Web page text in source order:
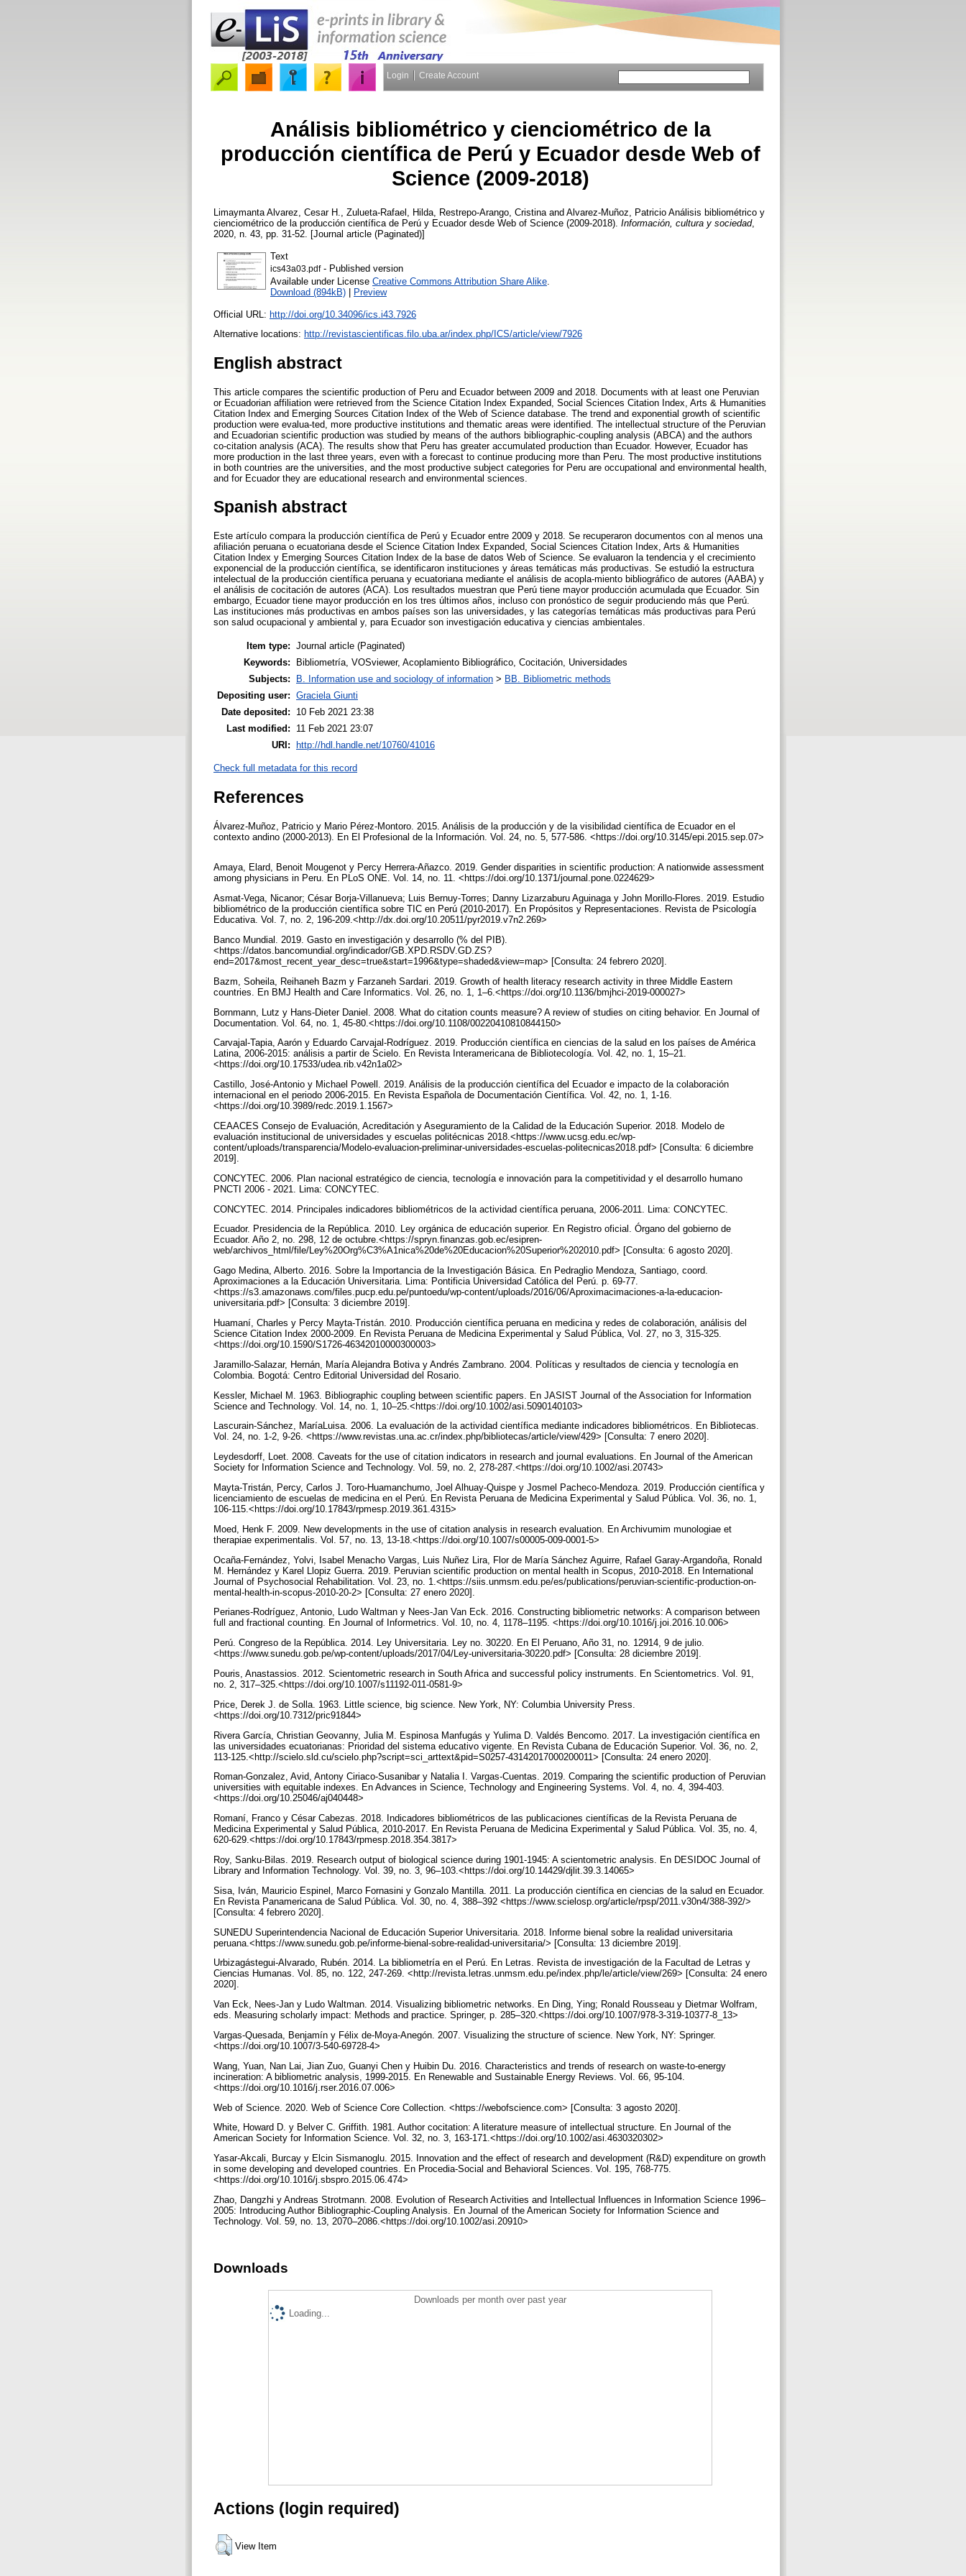
Login Create Account
Análisis bibliométrico y cienciométrico de la
producción científica de Perú y Ecuador desde Web of
Science (2009-2018)
Limaymanta Alvarez, Cesar H. Zulueta-Rafael, Hilda Restrepo-Arango, Cristina and Alvarez-Muñoz, Patricio Análisis bibliométrico y
cienciométrico de la producción científica de Perú y Ecuador desde Web of Science (2009-2018). Información, cultura y sociedad,
2020, n. 43, pp. 31-52. [Journal article (Paginated)]
Text
ics43a03.pdf- Published version
Available under License Creative Commons Attribution Share Alike
Download (894kB) | Preview
Official URL: http://doi.org/10.34096/ics.i43.7926
Alternative locations: http://revistascientificas.filo.uba.ar/index.php/ICS/article/view/7926
English abstract
This article compares the scientific production of Peru and Ecuador between 2009 and 2018. Documents with at least one Peruvian
or Ecuadorian affiliation were retrieved from the Science Citation Index Expanded, Social Sciences Citation Index, Arts & Humanities
Citation Index and Emerging Sources Citation Index of the Web of Science database. The trend and exponential growth of scientific
production were evalua-ted, more productive institutions and thematic areas were identified. The intellectual structure of the Peruvian
and Ecuadorian scientific production was studied by means of the authors bibliographic-coupling analysis (ABCA) and the authors
co-citation analysis (ACA). The results show that Peru has greater accumulated production than Ecuador. However, Ecuador has
more production in the last three years, even with a forecast to continue producing more than Peru. The most productive institutions
in both countries are the universities, and the most productive subject categories for Peru are occupational and environmental health,
and for Ecuador they are educational research and environmental sciences.
Spanish abstract
Este artículo compara la producción científica de Perú y Ecuador entre 2009 y 2018. Se recuperaron documentos con al menos una
afiliación peruana o ecuatoriana desde el Science Citation Index Expanded, Social Sciences Citation Index, Arts & Humanities
Citation Index y Emerging Sources Citation Index de la base de datos Web of Science. Se evaluaron la tendencia y el crecimiento
exponencial de la producción científica, se identificaron instituciones y áreas temáticas más productivas. Se estudió la estructura
intelectual de la producción científica peruana y ecuatoriana mediante el análisis de acopla-miento bibliográfico de autores (AABA) y
el análisis de cocitación de autores (ACA). Los resultados muestran que Perú tiene mayor producción acumulada que Ecuador. Sin
embargo, Ecuador tiene mayor producción en los tres últimos años, incluso con pronóstico de seguir produciendo más que Perú.
Las instituciones más productivas en ambos países son las universidades, y las categorías temáticas más productivas para Perú
son salud ocupacional y ambiental y, para Ecuador son investigación educativa y ciencias ambientales.
Item type: Journal article (Paginated)
Keywords:
Bibliometría, VOSviewer, Acoplamiento Bibliográfico, Cocitación, Universidades
Subjects:
B. Information use and sociology of information > BB. Bibliometric methods
Depositing user: Graciela Giunti
Date deposited:
10 Feb 2021 23:38
Last modified:
11 Feb 2021 23:07
URI: http://hdl.handle.net/10760/41016
Check full metadata for this record
References
Álvarez-Muñoz, Patricio y Mario Pérez-Montoro. 2015. Análisis de la producción y de la visibilidad científica de Ecuador en el
contexto andino (2000-2013). En El Profesional de la Información. Vol. 24, no. 5, 577-586. <https://doi.org/10.3145/epi.2015.sep.07>
Amaya, Elard, Benoit Mougenot y Percy Herrera-Añazco. 2019. Gender disparities in scientific production: A nationwide assessment
among physicians in Peru. En PLoS ONE. Vol. 14, no. 11. <https://doi.org/10.1371/journal.pone.0224629>
Asmat-Vega, Nicanor; César Borja-Villanueva; Luis Bernuy-Torres; Danny Lizarzaburu Aguinaga y John Morillo-Flores. 2019. Estudio
bibliométrico de la producción científica sobre TIC en Perú (2010-2017). En Propósitos y Representaciones. Revista de Psicología
Educativa. Vol. 7, no. 2, 196-209.<http://dx.doi.org/10.20511/pyr2019.v7n2.269>
Banco Mundial. 2019. Gasto en investigación y desarrollo (% del PIB).
<https://datos.bancomundial.org/indicador/GB.XPD.RSDV.GD.ZS?
end=2017&most_recent_year_desc=true&start=1996&type=shaded&view=map> [Consulta: 24 febrero 2020].
Bazm, Soheila, Reihaneh Bazm y Farzaneh Sardari. 2019. Growth of health literacy research activity in three Middle Eastern
countries. En BMJ Health and Care Informatics. Vol. 26, no. 1, 1–6.<https://doi.org/10.1136/bmjhci-2019-000027>
Bornmann, Lutz y Hans-Dieter Daniel. 2008. What do citation counts measure? A review of studies on citing behavior. En Journal of
Documentation. Vol. 64, no. 1, 45-80.<https://doi.org/10.1108/00220410810844150>
Carvajal-Tapia, Aarón y Eduardo Carvajal-Rodríguez. 2019. Producción científica en ciencias de la salud en los países de América
Latina, 2006-2015: análisis a partir de Scielo. En Revista Interamericana de Bibliotecología. Vol. 42, no. 1, 15–21.
<https://doi.org/10.17533/udea.rib.v42n1a02>
Castillo, José-Antonio y Michael Powell. 2019. Análisis de la producción científica del Ecuador e impacto de la colaboración
internacional en el periodo 2006-2015. En Revista Española de Documentación Científica. Vol. 42, no. 1, 1-16.
<https://doi.org/10.3989/redc.2019.1.1567>
CEAACES Consejo de Evaluación, Acreditación y Aseguramiento de la Calidad de la Educación Superior. 2018. Modelo de
evaluación institucional de universidades y escuelas politécnicas 2018.<https://www.ucsg.edu.ec/wp-
content/uploads/transparencia/Modelo-evaluacion-preliminar-universidades-escuelas-politecnicas2018.pdf> [Consulta: 6 diciembre
2019].
CONCYTEC. 2006. Plan nacional estratégico de ciencia, tecnología e innovación para la competitividad y el desarrollo humano
PNCTI 2006 - 2021. Lima: CONCYTEC.
CONCYTEC. 2014. Principales indicadores bibliométricos de la actividad científica peruana, 2006-2011. Lima: CONCYTEC.
Ecuador. Presidencia de la República. 2010. Ley orgánica de educación superior. En Registro oficial. Órgano del gobierno de
Ecuador. Año 2, no. 298, 12 de octubre.<https://spryn.finanzas.gob.ec/esipren-
web/archivos_html/file/Ley%20Org%C3%A1nica%20de%20Educacion%20Superior%202010.pdf> [Consulta: 6 agosto 2020].
Gago Medina, Alberto. 2016. Sobre la Importancia de la Investigación Básica. En Pedraglio Mendoza, Santiago, coord.
Aproximaciones a la Educación Universitaria. Lima: Pontificia Universidad Católica del Perú. p. 69-77.
<https://s3.amazonaws.com/files.pucp.edu.pe/puntoedu/wp-content/uploads/2016/06/Aproximacimaciones-a-la-educacion-
universitaria.pdf> [Consulta: 3 diciembre 2019].
Huamaní, Charles y Percy Mayta-Tristán. 2010. Producción científica peruana en medicina y redes de colaboración, análisis del
Science Citation Index 2000-2009. En Revista Peruana de Medicina Experimental y Salud Pública, Vol. 27, no 3, 315-325.
<https://doi.org/10.1590/S1726-46342010000300003>
Jaramillo-Salazar, Hernán, María Alejandra Botiva y Andrés Zambrano. 2004. Políticas y resultados de ciencia y tecnología en
Colombia. Bogotá: Centro Editorial Universidad del Rosario.
Kessler, Michael M. 1963. Bibliographic coupling between scientific papers. En JASIST Journal of the Association for Information
Science and Technology. Vol. 14, no. 1, 10–25.<https://doi.org/10.1002/asi.5090140103>
Lascurain-Sánchez, MaríaLuisa. 2006. La evaluación de la actividad científica mediante indicadores bibliométricos. En Bibliotecas.
Vol. 24, no. 1-2, 9-26. <https://www.revistas.una.ac.cr/index.php/bibliotecas/article/view/429> [Consulta: 7 enero 2020].
Leydesdorff, Loet. 2008. Caveats for the use of citation indicators in research and journal evaluations. En Journal of the American
Society for Information Science and Technology. Vol. 59, no. 2, 278-287.<https://doi.org/10.1002/asi.20743>
Mayta-Tristán, Percy, Carlos J. Toro-Huamanchumo, Joel Alhuay-Quispe y Josmel Pacheco-Mendoza. 2019. Producción científica y
licenciamiento de escuelas de medicina en el Perú. En Revista Peruana de Medicina Experimental y Salud Pública. Vol. 36, no. 1,
106-115.<https://doi.org/10.17843/rpmesp.2019.361.4315>
Moed, Henk F. 2009. New developments in the use of citation analysis in research evaluation. En Archivumim munologiae et
therapiae experimentalis. Vol. 57, no. 13, 13-18.<https://doi.org/10.1007/s00005-009-0001-5>
Ocaña-Fernández, Yolvi, Isabel Menacho Vargas, Luis Nuñez Lira, Flor de María Sánchez Aguirre, Rafael Garay-Argandoña, Ronald
M. Hernández y Karel Llopiz Guerra. 2019. Peruvian scientific production on mental health in Scopus, 2010-2018. En International
Journal of Psychosocial Rehabilitation. Vol. 23, no. 1.<https://siis.unmsm.edu.pe/es/publications/peruvian-scientific-production-on-
mental-health-in-scopus-2010-20-2> [Consulta: 27 enero 2020].
Perianes-Rodríguez, Antonio, Ludo Waltman y Nees-Jan Van Eck. 2016. Constructing bibliometric networks: A comparison between
full and fractional counting. En Journal of Informetrics. Vol. 10, no. 4, 1178–1195. <https://doi.org/10.1016/j.joi.2016.10.006>
Perú. Congreso de la República. 2014. Ley Universitaria. Ley no. 30220. En El Peruano, Año 31, no. 12914, 9 de julio.
<https://www.sunedu.gob.pe/wp-content/uploads/2017/04/Ley-universitaria-30220.pdf> [Consulta: 28 diciembre 2019].
Pouris, Anastassios. 2012. Scientometric research in South Africa and successful policy instruments. En Scientometrics. Vol. 91,
no. 2, 317–325.<https://doi.org/10.1007/s11192-011-0581-9>
Price, Derek J. de Solla. 1963. Little science, big science. New York, NY: Columbia University Press.
<https://doi.org/10.7312/pric91844>
Rivera García, Christian Geovanny, Julia M. Espinosa Manfugás y Yulima D. Valdés Bencomo. 2017. La investigación científica en
las universidades ecuatorianas: Prioridad del sistema educativo vigente. En Revista Cubana de Educación Superior. Vol. 36, no. 2,
113-125.<http://scielo.sld.cu/scielo.php?script=sci_arttext&pid=S0257-43142017000200011> [Consulta: 24 enero 2020].
Roman-Gonzalez, Avid, Antony Ciriaco-Susanibar y Natalia I. Vargas-Cuentas. 2019. Comparing the scientific production of Peruvian
universities with equitable indexes. En Advances in Science, Technology and Engineering Systems. Vol. 4, no. 4, 394-403.
<https://doi.org/10.25046/aj040448>
Romaní, Franco y César Cabezas. 2018. Indicadores bibliométricos de las publicaciones científicas de la Revista Peruana de
Medicina Experimental y Salud Pública, 2010-2017. En Revista Peruana de Medicina Experimental y Salud Pública. Vol. 35, no. 4,
620-629.<https://doi.org/10.17843/rpmesp.2018.354.3817>
Roy, Sanku-Bilas. 2019. Research output of biological science during 1901-1945: A scientometric analysis. En DESIDOC Journal of
Library and Information Technology. Vol. 39, no. 3, 96–103.<https://doi.org/10.14429/djlit.39.3.14065>
Sisa, Iván, Mauricio Espinel, Marco Fornasini y Gonzalo Mantilla. 2011. La producción científica en ciencias de la salud en Ecuador.
En Revista Panamericana de Salud Pública. Vol. 30, no. 4, 388–392 <https://www.scielosp.org/article/rpsp/2011.v30n4/388-392/>
[Consulta: 4 febrero 2020].
SUNEDU Superintendencia Nacional de Educación Superior Universitaria. 2018. Informe bienal sobre la realidad universitaria
peruana.<https://www.sunedu.gob.pe/informe-bienal-sobre-realidad-universitaria/> [Consulta: 13 diciembre 2019].
Urbizagástegui-Alvarado, Rubén. 2014. La bibliometría en el Perú. En Letras. Revista de investigación de la Facultad de Letras y
Ciencias Humanas. Vol. 85, no. 122, 247-269. <http://revista.letras.unmsm.edu.pe/index.php/le/article/view/269> [Consulta: 24 enero
2020].
Van Eck, Nees-Jan y Ludo Waltman. 2014. Visualizing bibliometric networks. En Ding, Ying; Ronald Rousseau y Dietmar Wolfram,
eds. Measuring scholarly impact: Methods and practice. Springer, p. 285–320.<https://doi.org/10.1007/978-3-319-10377-8_13>
Vargas-Quesada, Benjamín y Félix de-Moya-Anegón. 2007. Visualizing the structure of science. New York, NY: Springer.
<https://doi.org/10.1007/3-540-69728-4>
Wang, Yuan, Nan Lai, Jian Zuo, Guanyi Chen y Huibin Du. 2016. Characteristics and trends of research on waste-to-energy
incineration: A bibliometric analysis, 1999-2015. En Renewable and Sustainable Energy Reviews. Vol. 66, 95-104.
<https://doi.org/10.1016/j.rser.2016.07.006>
Web of Science. 2020. Web of Science Core Collection. <https://webofscience.com> [Consulta: 3 agosto 2020].
White, Howard D. y Belver C. Griffith. 1981. Author cocitation: A literature measure of intellectual structure. En Journal of the
American Society for Information Science. Vol. 32, no. 3, 163-171.<https://doi.org/10.1002/asi.4630320302>
Yasar-Akcali, Burcay y Elcin Sismanoglu. 2015. Innovation and the effect of research and development (R&D) expenditure on growth
in some developing and developed countries. En Procedia-Social and Behavioral Sciences. Vol. 195, 768-775.
<https://doi.org/10.1016/j.sbspro.2015.06.474>
Zhao, Dangzhi y Andreas Strotmann. 2008. Evolution of Research Activities and Intellectual Influences in Information Science 1996–
2005: Introducing Author Bibliographic-Coupling Analysis. En Journal of the American Society for Information Science and
Technology. Vol. 59, no. 13, 2070–2086.<https://doi.org/10.1002/asi.20910>
Downloads
Downloads per month over past year
Loading...
Actions (login required)
View Item